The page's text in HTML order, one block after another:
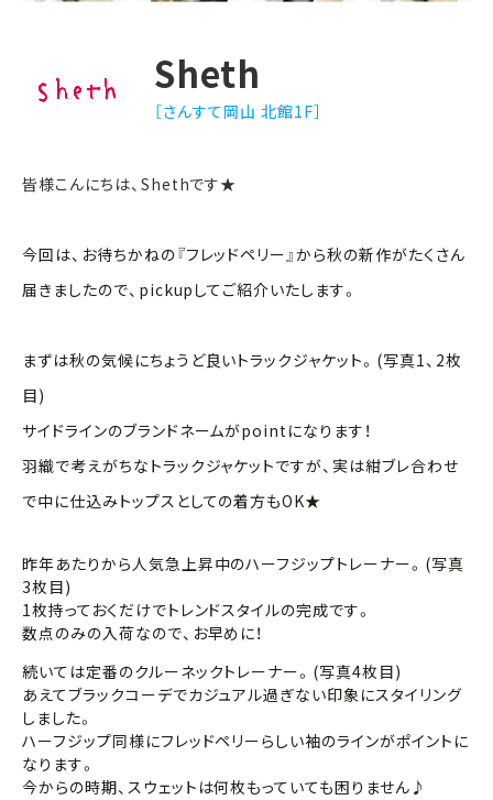
Sheth
［さんすて岡山 北館1F］
皆様こんにちは、Shethです★
今回は、お待ちかねの『フレッドペリー』から秋の新作がたくさん
届きましたので、pickupしてご紹介いたします。
まずは秋の気候にちょうど良いトラックジャケット。(写真1、2枚
目)
サイドラインのブランドネームがpoint になります！
羽織で考えがちなトラックジャケットですが、実は紺ブレ合わせ
で中に仕込みトップスとしての着方もOK★
昨年あたりから人気急上昇中のハーフジップトレーナー。(写真
3枚目)
1枚持っておくだけでトレンドスタイルの完成です。
数点のみの入荷なので、お早めに！
続いては定番のクルーネックトレーナー。(写真4枚目)
あえてブラックコーデでカジュアル過ぎない印象にスタイリング
しました。
ハーフジップ同様にフレッドペリーらしい袖のラインがポイントに
なります。
今からの時期、スウェットは何枚もっていても困りません♪